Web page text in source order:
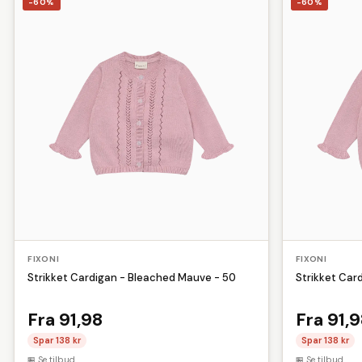
Truefitt and Hill
Værnemidler
Wirelås
FIXONI
Strikket Cardigan - Bleached Mauve - 50
Fra 91,98
Spar 138 kr
Se tilbud
FIXONI
Strikket
Fra
Spar 138 kr
Se tilbud